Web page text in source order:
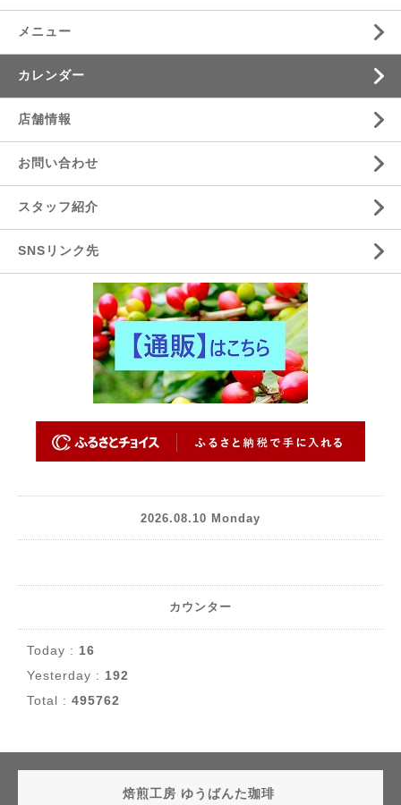
メニュー
カレンダー
店舗情報
お問い合わせ
スタッフ紹介
SNSリンク先
2026.08.10 Monday
カウンター
Today : 16
Yesterday : 192
Total : 495762
焙煎工房 ゆうばんた珈琲